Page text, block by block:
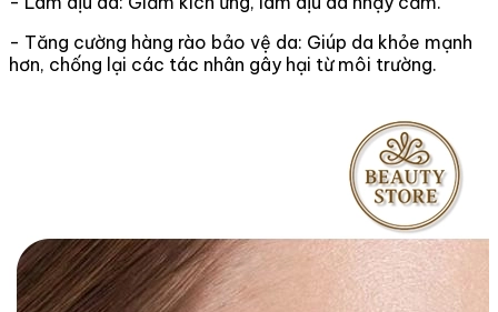
- Tăng cường hàng rào bảo vệ da: Giúp da khỏe mạnh
hơn, chống lại các tác nhân gây hại từ môi trường.